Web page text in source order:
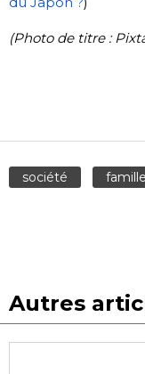
(Photo de titre :
société famille
Autres